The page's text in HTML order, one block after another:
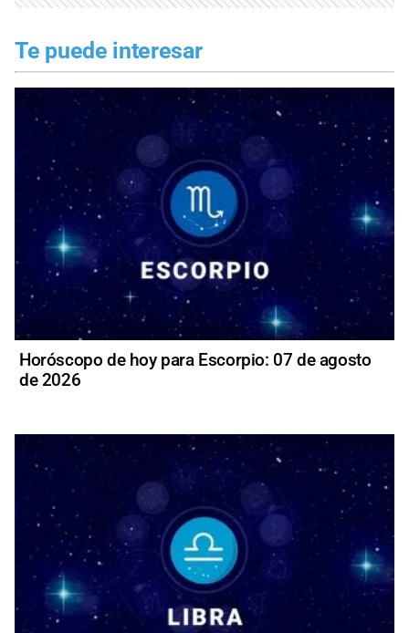
Te puede interesar
Horóscopo de hoy para Escorpio: 07 de agosto
de 2026